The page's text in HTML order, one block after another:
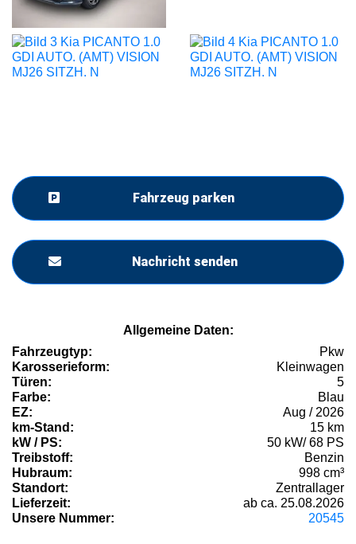
Fahrzeug parken
Nachricht senden
Allgemeine Daten:
Fahrzeugtyp:
Pkw
Karosserieform:
Kleinwagen
Türen:
5
Farbe:
Blau
EZ:
Aug / 2026
km-Stand:
15 km
kW / PS:
50 kW/ 68 PS
Treibstoff:
Benzin
Hubraum:
998 cm³
Standort:
Zentrallager
Lieferzeit:
ab ca. 25.08.2026
Unsere Nummer:
20545